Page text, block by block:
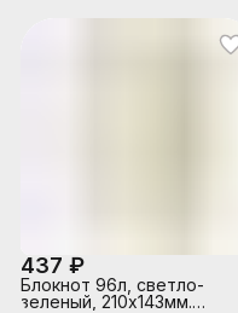
437 ₽
Блокнот 96л, светло-
зеленый, 210х143мм.